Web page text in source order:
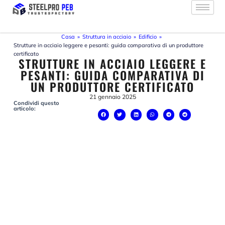
contenuto
Casa » Struttura in acciaio » Edificio »
Strutture in acciaio leggere e pesanti: guida comparativa di un produttore
certificato
STRUTTURE IN ACCIAIO LEGGERE E
PESANTI: GUIDA COMPARATIVA DI
UN PRODUTTORE CERTIFICATO
21 gennaio 2025
Condividi questo
articolo: